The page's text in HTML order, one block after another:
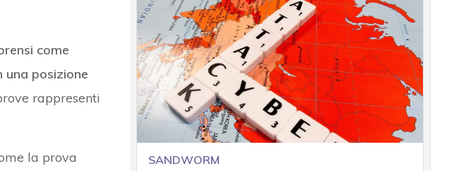
come
posizione
rappresenti
la prova
SANDWORM